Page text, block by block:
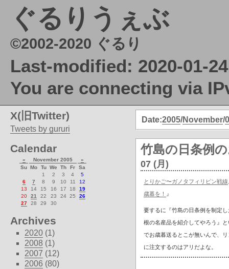
ぐるりうぇぶ
©2002-2020 ぐるり
Last-modified: 2020-01-
You are connecting via
Date:2005/November/
竹島の日条例
07 (月)
とりかご〜ガノタフィリピン戦線
歳暮を！
』
要するに『竹島の日条例を制定
根の名産品を紹介してやろう』
でお歳暮送るとこが無いんで、
に注文するのはアリだよな。
X(旧Twitter)
Tweets by gururi
Calendar
« November 2005
»
Su Mo Tu We Th Fr
Sa
1
2 3 4
5
6
7 8 9 10 11
12
13
14 15 16 17 18
19
20
21 22 23 24 25
26
27
28 29 30
Archives
2020 (1)
2008 (1)
2007 (12)
2006 (80)